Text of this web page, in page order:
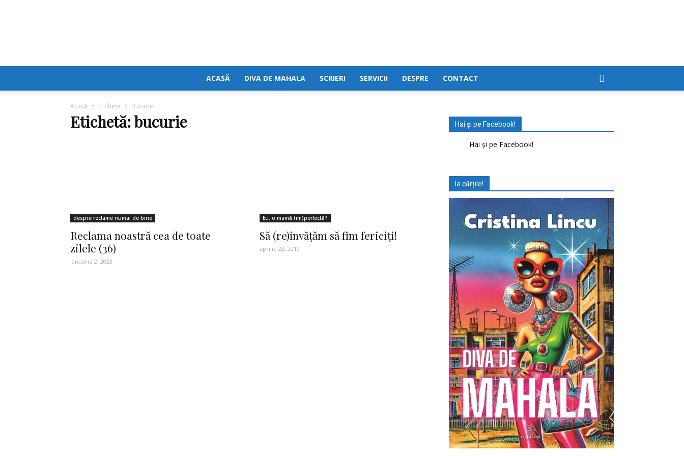
Cristina
ACASĂ DIVA DE MAHALA SCRIERI SERVICII DESPRE CONTACT
Acasă Etichete Bucurie
Etichetă: bucurie
despre reclame numai de bine
Reclama noastră cea de toate
zilele (36)
ianuarie 2, 2023
Eu, o mamă (im)perfectă?
Să (re)învăţăm să fim fericiţi!
aprilie 22, 2019
Hai și pe Facebook!
Hai și pe Facebook!
Ia cărțile!